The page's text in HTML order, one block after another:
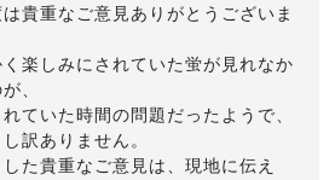
貴重なご意見ありがとうございま
楽しみにされていた蛍が見れなか
、
ていた時間の問題だったようで、
訳ありません。
た貴重なご意見は、現地に伝え